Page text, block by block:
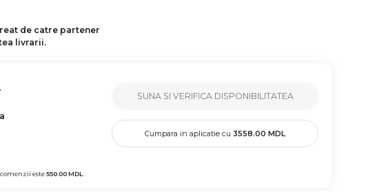
de catre partener
livrarii.
comenzii este550.00MDL
SUNA SI VERIFICA DISPONIBILITATEA
Cumpara in aplicatie cu 3558.00 MDL